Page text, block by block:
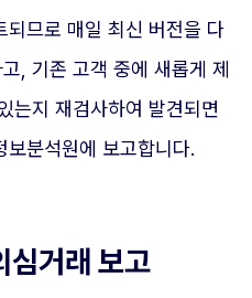
되므로 매일 최신 버전을 다
, 기존 고객 중에 새롭게 제
는지 재검사하여 발견되면
분석원에 보고합니다.
심거래 보고